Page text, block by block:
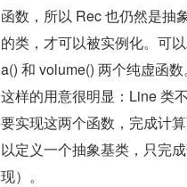
函数，所以 Rec 也仍然是抽
的类，才可以被实例化。可
a() 和 volume() 两个纯虚函数。
这样的用意很明显：Line 类
要实现这两个函数，完成计
以定义一个抽象基类，只完
现）。